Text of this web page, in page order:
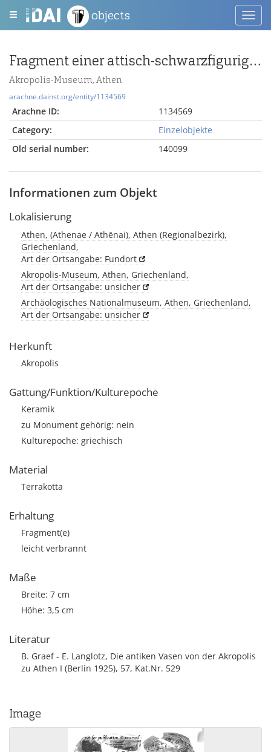
objects
Fragment einer attisch-schwarzfigurigen Schüssel mit weidendem Reh und Löwen n. links
Akropolis-Museum, Athen
arachne.dainst.org/entity/1134569
Arachne ID:
1134569
Category:
Einzelobjekte
Old serial number:
140099
Informationen zum Objekt
Lokalisierung
Athen, (Athenae / Athēnai), Athen (Regionalbezirk),
Griechenland,
Art der Ortsangabe: Fundort
Akropolis-Museum, Athen, Griechenland,
Art der Ortsangabe: unsicher
Archäologisches Nationalmuseum, Athen, Griechenland,
Art der Ortsangabe: unsicher
Herkunft
Akropolis
Gattung/Funktion/Kulturepoche
Keramik
zu Monument gehörig: nein
Kulturepoche: griechisch
Material
Terrakotta
Erhaltung
Fragment(e)
leicht verbrannt
Maße
Breite: 7 cm
Höhe: 3,5 cm
Literatur
B. Graef - E. Langlotz, Die antiken Vasen von der Akropolis
zu Athen I (Berlin 1925), 57, Kat.Nr. 529
Image